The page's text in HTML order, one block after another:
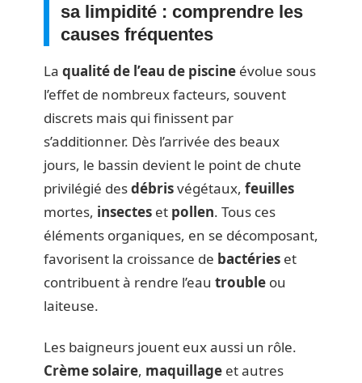
sa limpidité : comprendre les
causes fréquentes
La qualité de l’eau de piscine évolue sous
l’effet de nombreux facteurs, souvent
discrets mais qui finissent par
s’additionner. Dès l’arrivée des beaux
jours, le bassin devient le point de chute
privilégié desdébrisvégétaux, feuilles
mortes, insectes et pollen. Tous ces
éléments organiques, en se décomposant,
favorisent la croissance de bactéries et
contribuent à rendre l’eau trouble ou
laiteuse.
Les baigneurs jouent eux aussi un rôle.
Crème solaire, maquillage et autres